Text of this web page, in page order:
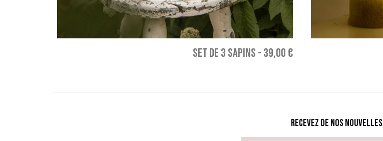
SET DE 3 SAPINS - 39,00 €
Recevez de nos nouvelles